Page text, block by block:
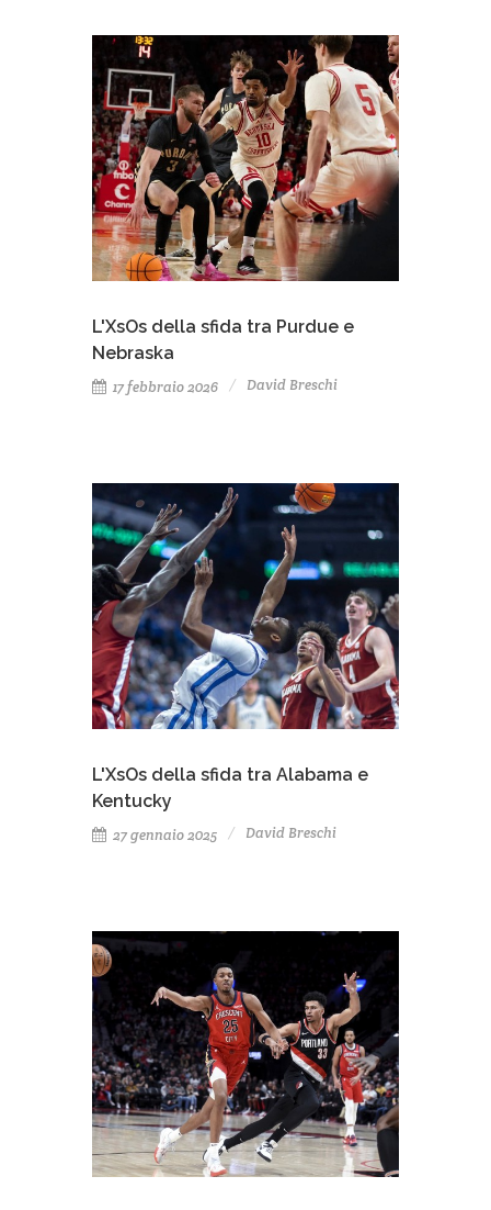
L'XsOs della sfida tra Purdue e
Nebraska
17 febbraio 2026 David Breschi
L'XsOs della sfida tra Alabama e
Kentucky
27 gennaio 2025 David Breschi